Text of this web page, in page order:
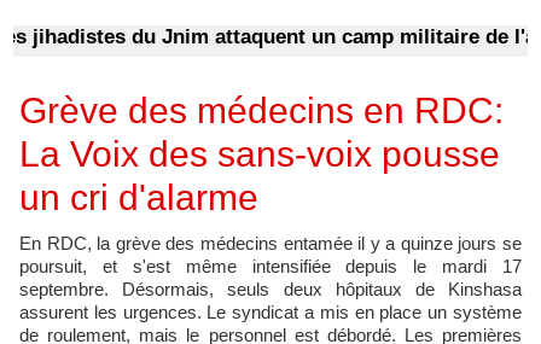
du Jnim attaquent un camp militaire de
Grève des médecins en RDC:
La Voix des sans-voix pousse
un cri d'alarme
En RDC, la grève des médecins entamée il y a quinze jours se
poursuit, et s'est même intensifiée depuis le mardi 17
septembre. Désormais, seuls deux hôpitaux de Kinshasa
assurent les urgences. Le syndicat a mis en place un système
de roulement, mais le personnel est débordé. Les premières